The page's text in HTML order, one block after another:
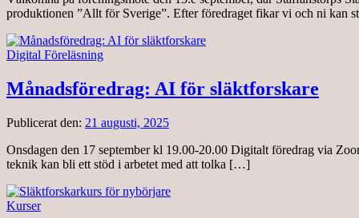
produktionen ”Allt för Sverige”. Efter föredraget fikar vi och ni kan
Digital Föreläsning
Månadsföredrag: AI för släktforskare
Publicerat den: 21 augusti, 2025
Onsdagen den 17 september kl 19.00-20.00 Digitalt föredrag via
teknik kan bli ett stöd i arbetet med att tolka […]
Kurser